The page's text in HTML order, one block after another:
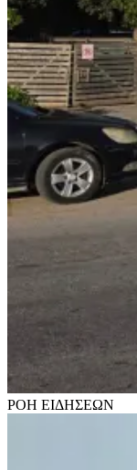
ΡΟΗ ΕΙΔΗΣΕΩΝ